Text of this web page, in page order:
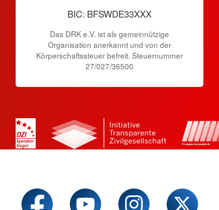
BIC: BFSWDE33XXX
Das DRK e.V. ist als gemeinnützige
Organisation anerkannt und von der
Körperschaftssteuer befreit. Steuernummer
27/027/36500